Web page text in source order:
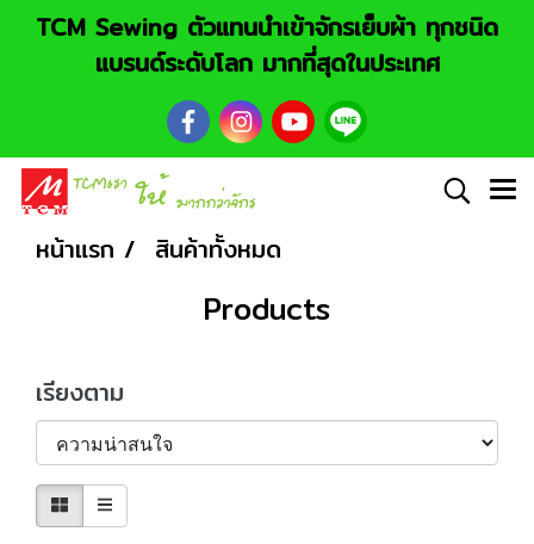
TCM Sewing ตัวแทนนำเข้าจักรเย็บผ้า ทุกชนิด
แบรนด์ระดับโลก มากที่สุดในประเทศ
หน้าแรก สินค้าทั้งหมด
Products
เรียงตาม